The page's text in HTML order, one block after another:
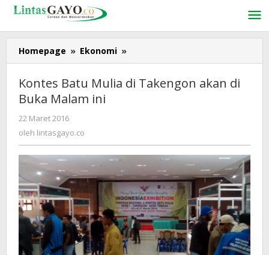
Lewati
konten
Homepage » Ekonomi »
Batu
Mulia
di
ini
Kontes Batu Mulia di Takengon akan di
Buka Malam ini
22 Maret 2016
lintasgayo.co
oleh lintasgayo.co